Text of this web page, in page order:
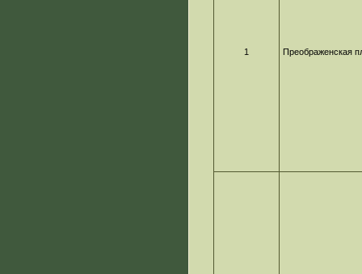
1 Преображенская